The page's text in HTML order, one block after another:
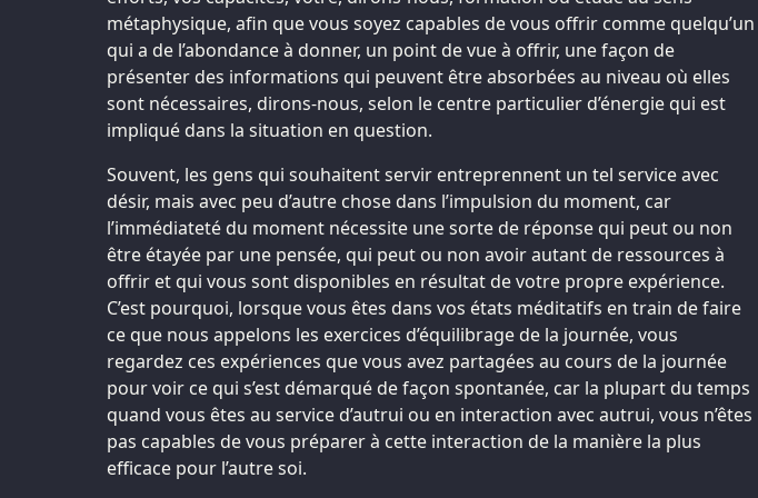
métaphysique, afin que vous soyez capables de vous offrir comme quelqu’un
qui a de l’abondance à donner, un point de vue à offrir, une façon de
présenter des informations qui peuvent être absorbées au niveau où elles
sont nécessaires, dirons-nous, selon le centre particulier d’énergie qui est
impliqué dans la situation en question.
Souvent, les gens qui souhaitent servir entreprennent un tel service avec
désir, mais avec peu d’autre chose dans l’impulsion du moment, car
l’immédiateté du moment nécessite une sorte de réponse qui peut ou non
être étayée par une pensée, qui peut ou non avoir autant de ressources à
offrir et qui vous sont disponibles en résultat de votre propre expérience.
C’est pourquoi, lorsque vous êtes dans vos états méditatifs en train de faire
ce que nous appelons les exercices d’équilibrage de la journée, vous
regardez ces expériences que vous avez partagées au cours de la journée
pour voir ce qui s’est démarqué de façon spontanée, car la plupart du temps
quand vous êtes au service d’autrui ou en interaction avec autrui, vous n’êtes
pas capables de vous préparer à cette interaction de la manière la plus
efficace pour l’autre soi.